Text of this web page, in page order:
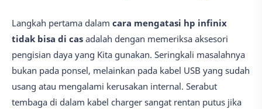
Langkah pertama dalam cara mengatasi hp infinix
tidak bisa di cas adalah dengan memeriksa aksesori
pengisian daya yang Kita gunakan. Seringkali masalahnya
bukan pada ponsel, melainkan pada kabel USB yang sudah
usang atau mengalami kerusakan internal. Serabut
tembaga di dalam kabel charger sangat rentan putus jika